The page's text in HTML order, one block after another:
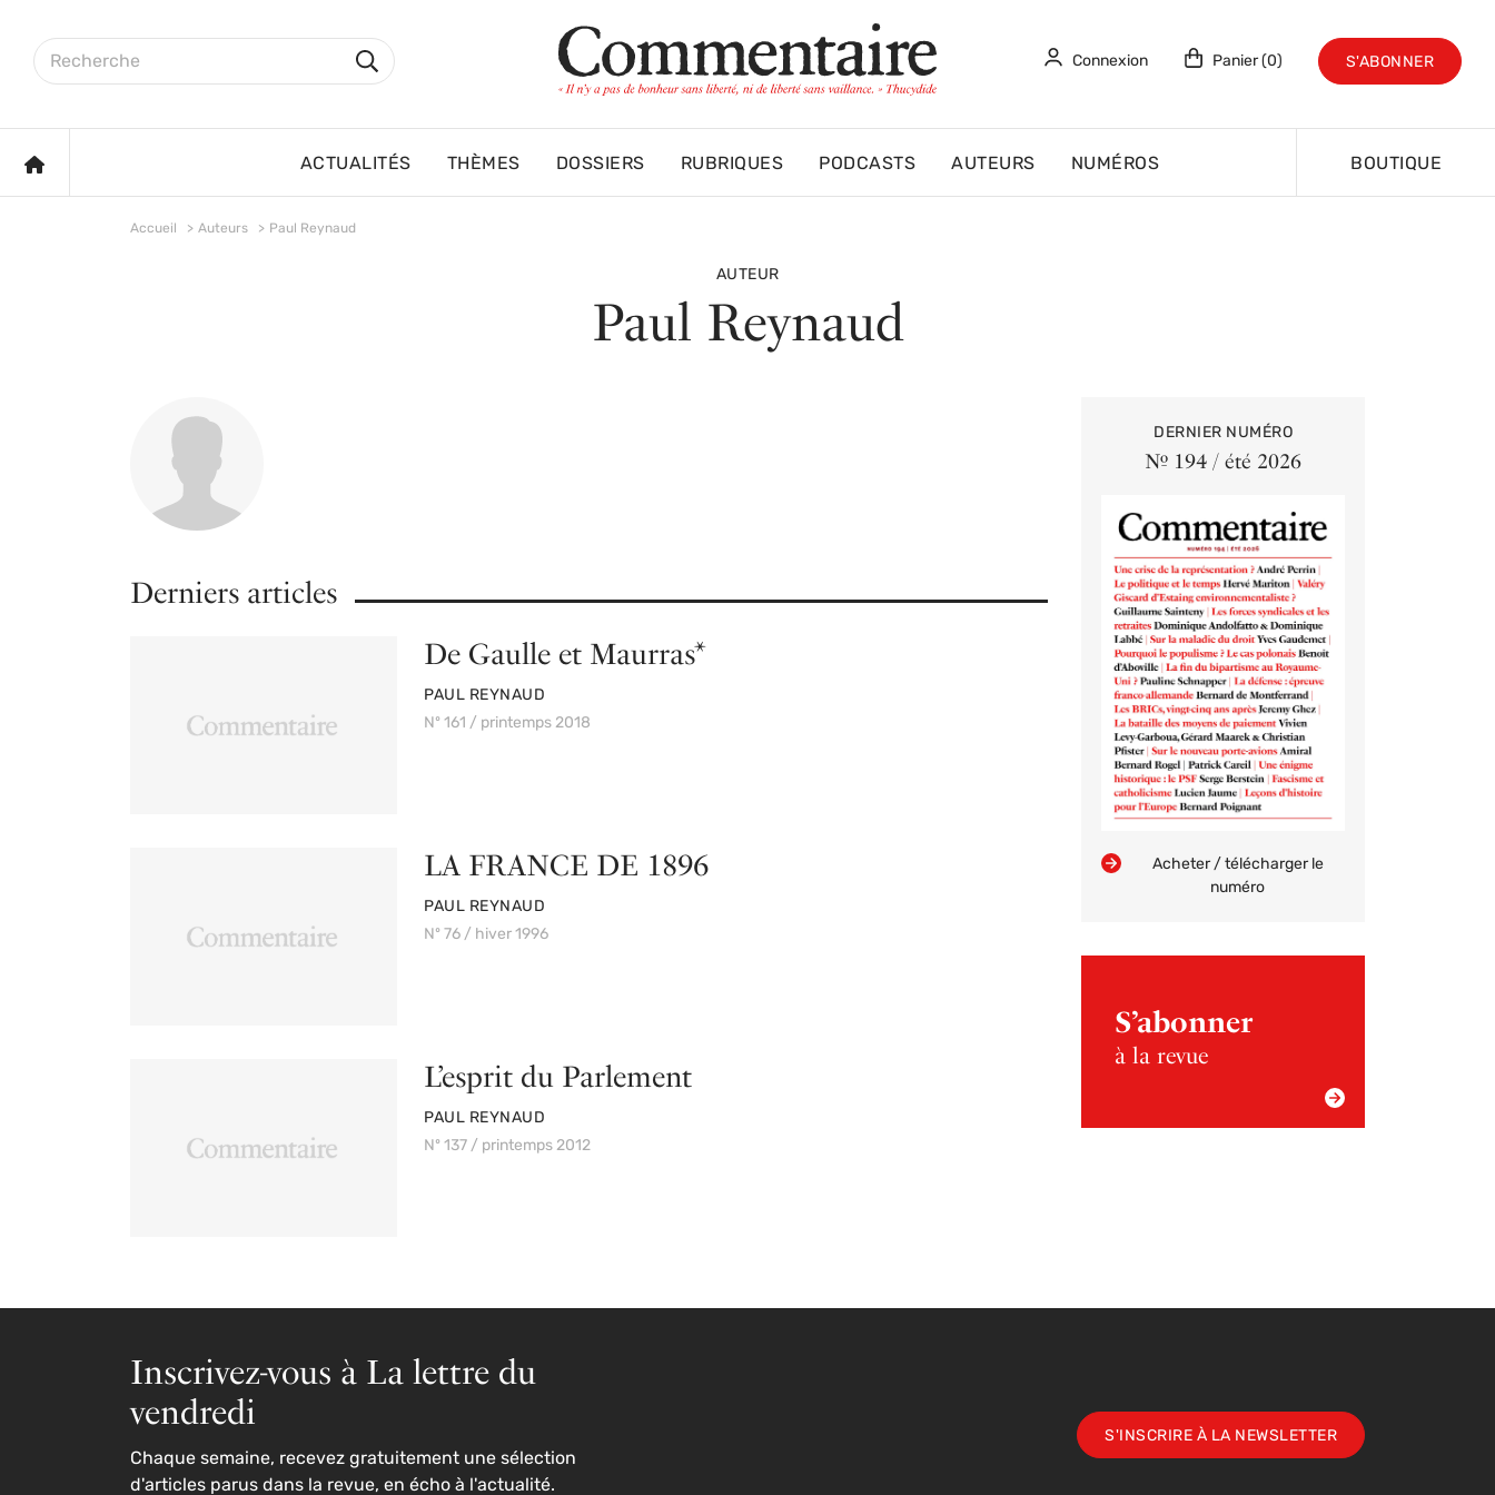
Rechercher sur le site
Rechercher
Connexion Panier (0) S'ABONNER
ACCUEIL ACTUALITÉS THÈMES DOSSIERS RUBRIQUES PODCASTS AUTEURS NUMÉROS BOUTIQUE
Accueil Auteurs Paul Reynaud
AUTEUR
Paul Reynaud
Derniers articles
De Gaulle et Maurras*
PAR
PAUL REYNAUD
Nº 161 / printemps 2018
LA FRANCE DE 1896
PAR
PAUL REYNAUD
Nº 76 / hiver 1996
L’esprit du Parlement
PAR
PAUL REYNAUD
Nº 137 / printemps 2012
DERNIER NUMÉRO
Nº 194 / été 2026
Acheter / télécharger le
numéro
S’abonner
à la revue
Inscrivez-vous à La lettre du
vendredi
Chaque semaine, recevez gratuitement une sélection
d'articles parus dans la revue, en écho à l'actualité.
S'INSCRIRE À LA NEWSLETTER